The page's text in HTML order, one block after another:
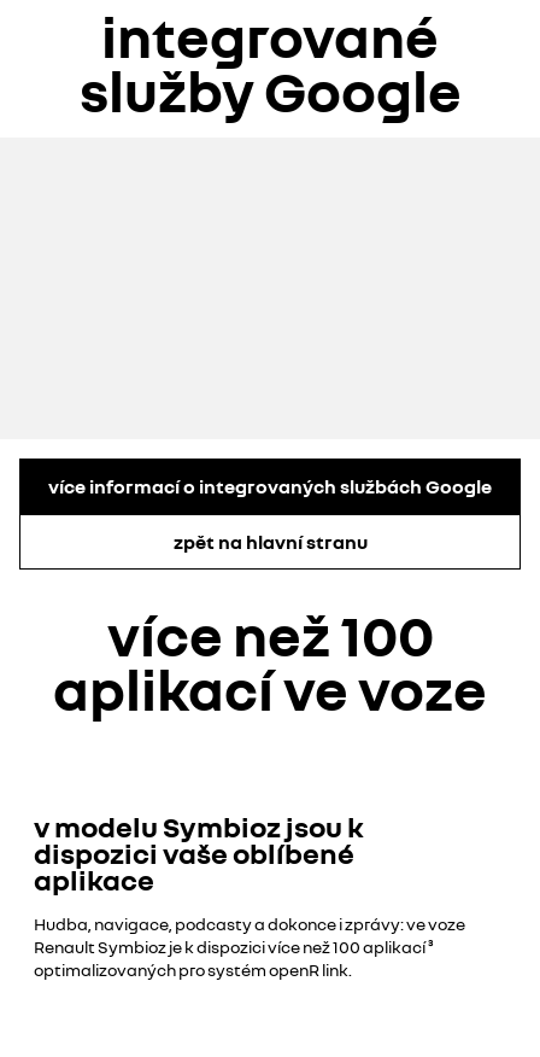
integrované
služby Google
více informací o integrovaných službách Google
zpět na hlavní stranu
více než 100
aplikací ve voze
v modelu Symbioz jsou k
dispozici vaše oblíbené
aplikace
Hudba, navigace, podcasty a dokonce i zprávy: ve voze
Renault Symbioz je k dispozici více než 100 aplikací ³
optimalizovaných pro systém openR link.